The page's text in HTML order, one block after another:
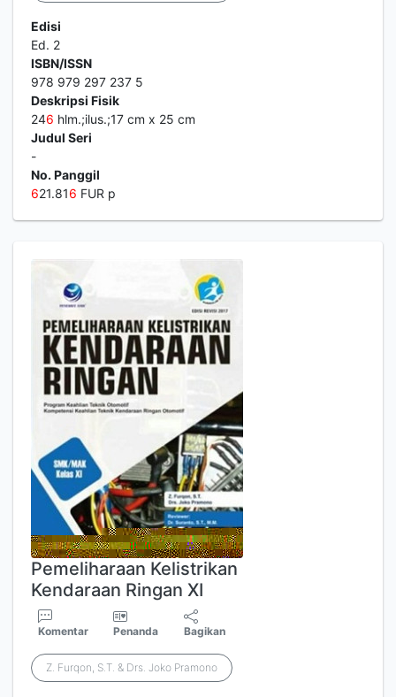
Edisi
Ed. 2
ISBN/ISSN
978 979 297 237 5
Deskripsi Fisik
246 hlm.;ilus.;17 cm x 25 cm
Judul Seri
-
No. Panggil
621.816 FUR p
Pemeliharaan Kelistrikan
Kendaraan Ringan XI
Komentar Penanda Bagikan
Z. Furqon, S.T. & Drs. Joko Pramono